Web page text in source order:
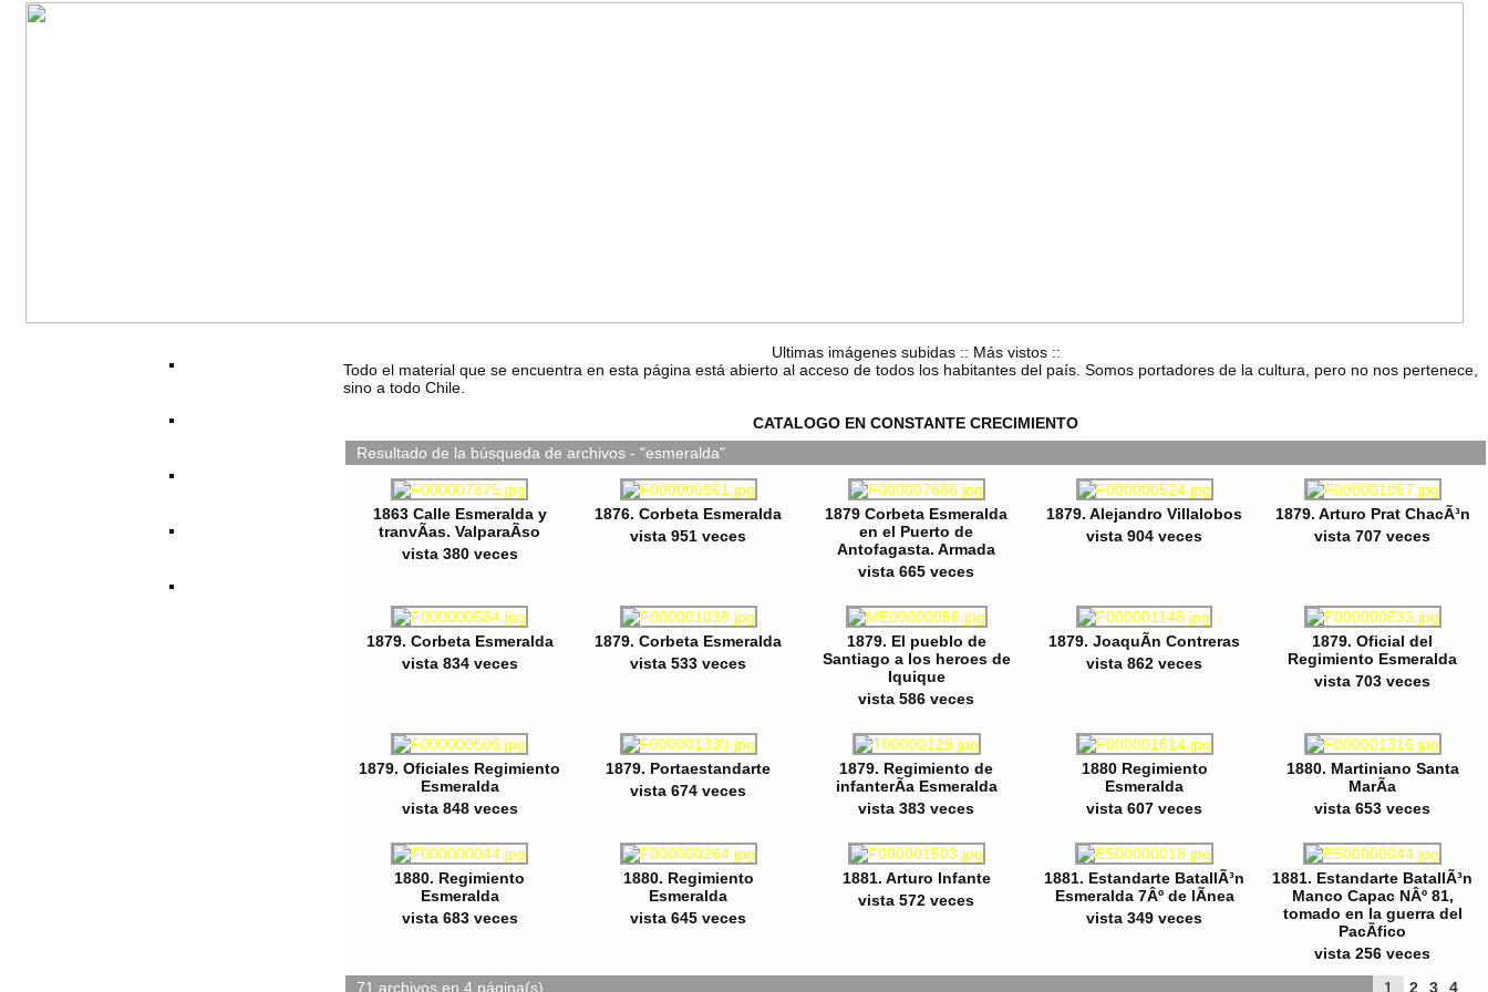
Ultimas imágenes subidas:: Más vistos::
Todo el material que se encuentra en esta página está abierto al acceso de todos los habitantes del país. Somos portadores de la cultura, pero no nos pertenece,
sino a todo Chile.
CATALOGO EN CONSTANTE CRECIMIENTO
Resultado de la búsqueda de archivos - "esmeralda"
1863 Calle Esmeralda y
tranvÃ­as. ValparaÃ­so
vista 380 veces
1876. Corbeta Esmeralda
vista 951 veces
1879 Corbeta Esmeralda
en el Puerto de
Antofagasta. Armada
vista 665 veces
1879. Alejandro Villalobos
vista 904 veces
1879. Arturo Prat ChacÃ³n
vista 707 veces
1879. Corbeta Esmeralda
vista 834 veces
1879. Corbeta Esmeralda
vista 533 veces
1879. El pueblo de
Santiago a los heroes de
Iquique
vista 586 veces
1879. JoaquÃ­n Contreras
vista 862 veces
1879. Oficial del
Regimiento Esmeralda
vista 703 veces
1879. Oficiales Regimiento
Esmeralda
vista 848 veces
1879. Portaestandarte
vista 674 veces
1879. Regimiento de
infanterÃ­a Esmeralda
vista 383 veces
1880 Regimiento
Esmeralda
vista 607 veces
1880. Martiniano Santa
MarÃ­a
vista 653 veces
1880. Regimiento
Esmeralda
vista 683 veces
1880. Regimiento
Esmeralda
vista 645 veces
1881. Arturo Infante
vista 572 veces
1881. Estandarte BatallÃ³n
Esmeralda 7Âº de lÃ­nea
vista 349 veces
1881. Estandarte BatallÃ³n
Manco Capac NÂº 81,
tomado en la guerra del
PacÃ­fico
vista 256 veces
71 archivos en 4 página(s)
1 2 3 4